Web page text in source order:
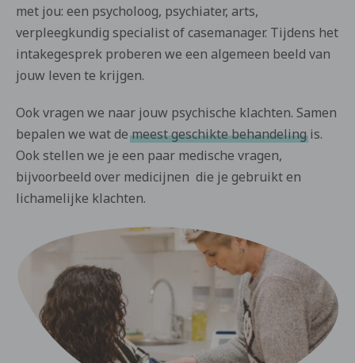
met jou: een psycholoog, psychiater, arts,
verpleegkundig specialist of casemanager. Tijdens het
intakegesprek proberen we een algemeen beeld van
jouw leven te krijgen.
Ook vragen we naar jouw psychische klachten. Samen
bepalen we wat demeest geschikte behandelingis.
Ook stellen we je een paar medische vragen,
bijvoorbeeld over medicijnen die je gebruikt en
lichamelijke klachten.